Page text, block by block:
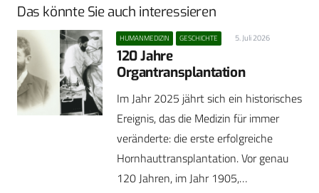
Das könnte Sie auch interessieren
HUMANMEDIZIN GESCHICHTE 5. Juli 2026
120 Jahre
Organtransplantation
Im Jahr 2025 jährt sich ein historisches
Ereignis, das die Medizin für immer
veränderte: die erste erfolgreiche
Hornhauttransplantation. Vor genau
120 Jahren, im Jahr 1905,…